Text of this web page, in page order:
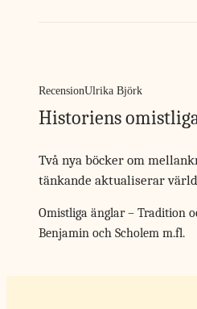
RecensionUlrika Björk
Historiens
Två nya böcker om
tänkande aktualiserar
Omistliga änglar – Tradition
Benjamin och Scholem m.fl.